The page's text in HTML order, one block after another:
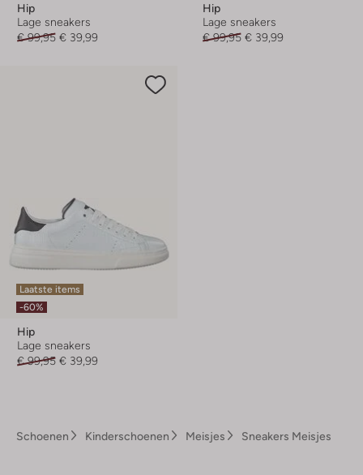
Hip
Lage sneakers
€ 99,95 € 39,99
Hip
Lage sneakers
€ 99,95 € 39,99
Laatste items
-60%
Hip
Lage sneakers
€ 99,95 € 39,99
Schoenen Kinderschoenen Meisjes Sneakers Meisjes